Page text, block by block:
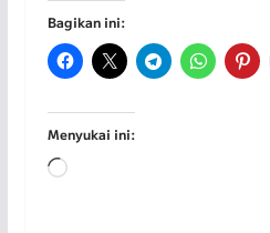
Bagikan ini:
Menyukai ini:
Memuat...